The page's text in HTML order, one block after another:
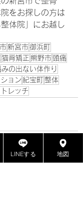
をお探しの方は
体院」にお越し
新宮市御浜町
猫背矯正 熊野市 頭痛
みの出ない体作り
ョン 紀宝町
整体
トレッチ
LINEする 地図